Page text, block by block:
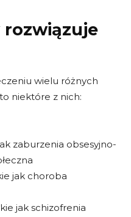
wielu różnych
niektóre z nich:
zaburzenia obsesyjno-
jak choroba
jak schizofrenia